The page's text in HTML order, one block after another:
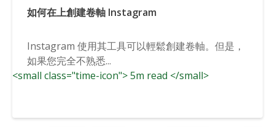
如何在上創建卷軸 Instagram
Instagram 使用其工具可以輕鬆創建卷軸。但是，
如果您完全不熟悉...
<small class="time-icon"> 5m read </small>